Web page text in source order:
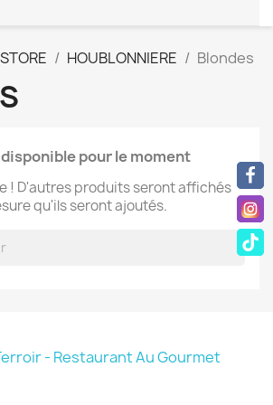
HOUBLONNIERE Blondes
pour le moment
! D'autres produits seront affichés
qu'ils seront ajoutés.
- Restaurant Au Gourmet